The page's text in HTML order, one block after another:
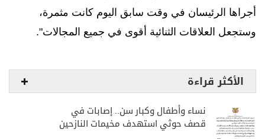
أجراها الرئيسان في وقت سابق اليوم كانت مثمرة،
وستجعل العلاقات الثنائية أقوى في جميع المجالات".
الأكثر قراءة
نساء وأطفال وكبار سن.. إصابات في
قصف حوثي استهدف مخيمات النازحين